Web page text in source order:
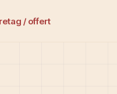
/ offert